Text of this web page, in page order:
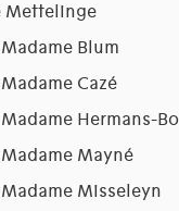
Mettelinge
Blum
Cazé
Hermans-
Mayné
Misseleyn